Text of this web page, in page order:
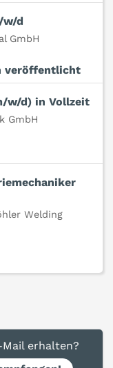
w/d
GmbH
veröffentlicht
w/d) in Vollzeit
GmbH
Welding
erhalten?